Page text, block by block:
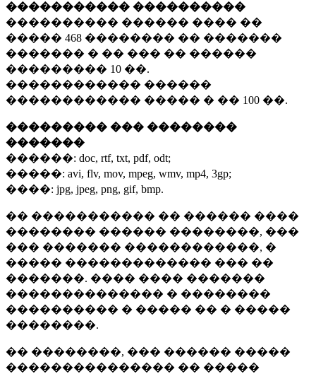
����������� ����������
���������� ������ ���� ��
����� 468 �������� �� �������
������� � �� ��� �� ������
��������� 10 ��.
������������ ������
������������ ����� � �� 100 ��.
��������� ��� ��������
�������
������: doc, rtf, txt, pdf, odt;
�����: avi, flv, mov, mpeg, wmv, mp4, 3gp;
����: jpg, jpeg, png, gif, bmp.
�� ����������� �� ������ ����
�������� ������ ��������, ���
��� ������� ������������, �
����� ������������� ��� ��
�������. ���� ���� �������
�������������� � ��������
���������� � ����� �� � �����
��������.
�� ��������, ��� ������ �����
��������������� �� �����